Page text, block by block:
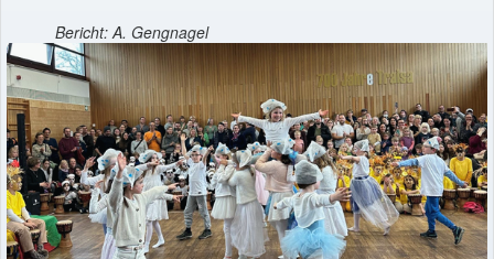
Bericht: A. Gengnagel